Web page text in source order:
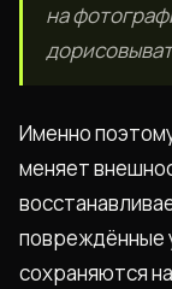
на
Именно
меняет
повреждённые
сохраняются